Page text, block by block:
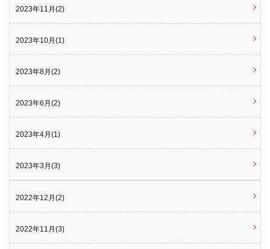
2023年11月(2)
2023年10月(1)
2023年8月(2)
2023年6月(2)
2023年4月(1)
2023年3月(3)
2022年12月(2)
2022年11月(3)